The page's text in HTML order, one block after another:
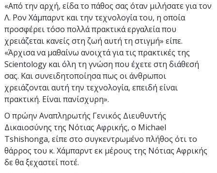
«Από την αρχή, είδα το πάθος σας όταν μιλήσατε για τον
Λ. Ρον Χάμπαρντ και την τεχνολογία του, η οποία
προσφέρει τόσο πολλά πρακτικά εργαλεία που
χρειάζεται κανείς στη ζωή αυτή τη στιγμή» είπε.
«Άρχισα να μαθαίνω ανοιχτά για τις πρακτικές της
Scientology και όλη τη γνώση που έχετε στη διάθεσή
σας. Και συνειδητοποίησα πως οι άνθρωποι
χρειάζονται αυτή την τεχνολογία, επειδή είναι
πρακτική. Είναι πανίσχυρη».
Ο πρώην Αναπληρωτής Γενικός Διευθυντής
Δικαιοσύνης της Νότιας Αφρικής, ο Michael
Tshishonga, είπε στο συγκεντρωμένο πλήθος ότι το
θάρρος του κ. Χάμπαρντ εκ μέρους της Νότιας Αφρικής
δε θα ξεχαστεί ποτέ.